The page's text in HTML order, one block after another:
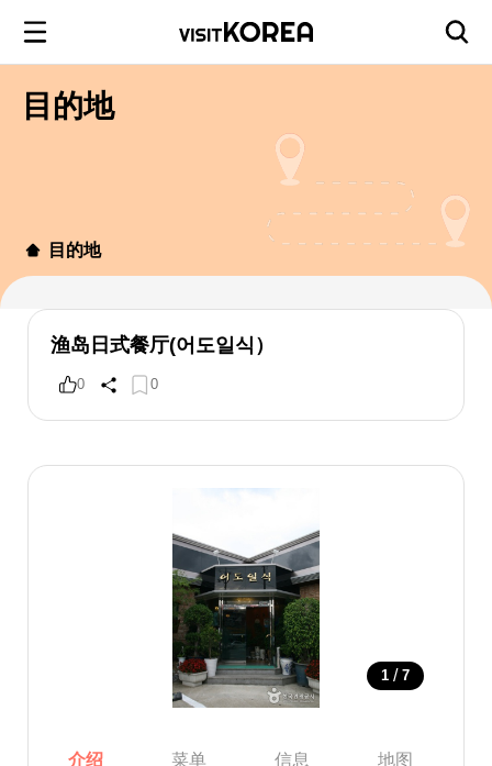
目的地
目的地
渔岛日式餐厅(어도일식）
0 0
1 / 7
介绍 菜单 信息 地图